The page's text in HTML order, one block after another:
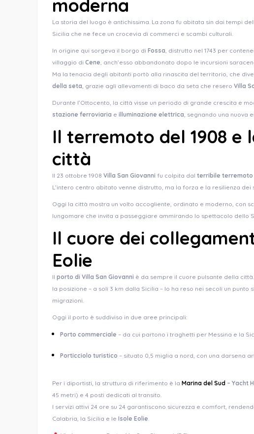
moderna
La storia del luogo è antichissima. La zona fu abitata sin dai tempi
Sicilia che ne fece un crocevia di commerci e scambi culturali.
In origine qui sorgeva il borgo di Fossa, distrutto nel 1743 per
villaggio di Cene, anch’esso abbandonato dopo le incursioni
Ma la tenacia degli abitanti portò alla rinascita del territorio, che
della seta, grazie agli allevamenti di baco da seta che resero Villa
Durante l’Ottocento, la città visse un periodo di grande crescita e
stazione ferroviaria e illuminazione elettrica, segnando una nuova
Il terremoto del 1908 e
città
Il 23 ottobre 1908 Villa San Giovanni fu colpita dal terribile
L’intero centro abitato venne distrutto, ma la forza e la resilienza
Oggi la città mostra un volto accogliente, ordinato e moderno, con
lungomare che invita a passeggiare ammirando lo spettacolo dello
Il cuore dei
Eolie
Il porto di Villa San Giovanni è da sempre il cuore pulsante della
la posizione – a soli 3 km dalla Sicilia – lo ha reso nei secoli un
migrazioni.
Oggi il porto è suddiviso in due aree principali:
Porto commerciale – da cui partono i traghetti per Messina e la
Porticciolo turistico – situato 0,5 miglia a nord, con una darsena
Per i diportisti, la struttura di riferimento è la Marina del Sud – Yacht
45 metri) e 4 posti dedicati al transito.
I servizi attivi 24 ore su 24 garantiscono sicurezza e comfort,
Calabria, la Sicilia e le Isole Eolie.